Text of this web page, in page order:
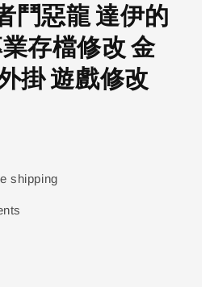
鬥惡龍 達伊的
存檔修改 金
掛 遊戲修改
shipping